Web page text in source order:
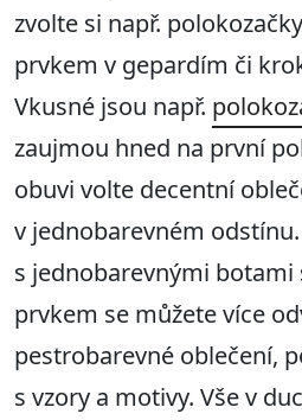
zvolte si např.
prvkem v gepardím či
Vkusné jsou např.
zaujmou hned na první
obuvi volte decentní
v jednobarevném
s jednobarevnými botami
prvkem se můžete více
pestrobarevné oblečení,
s vzory a motivy. Vše v